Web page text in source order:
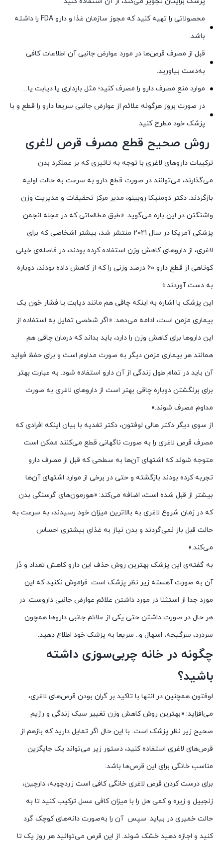
محصولاتی را تهیه کنید که مجوز سازمان غذا و دارو FDA را داشته
باشد.
قبل از مصرف قرص‌ها در مورد عوارض جانبی آن اطلاعات کافی
به‌دست بیاورید.
موارد منع مصرف دارو را مصرف کنید؛ مثل بارداری یا دیابت یا…
در صورت بروز هرگونه علائم از عوارض جانبی سریعا دارو را قطع و با
پزشک خود مطرح کنید.
روش صحیح قطع مصرف قرص لاغری
ترکیبات داروهای لاغری با توجه به تاثیری که بر عملکرد بدن
می‌گذارند، می‌توانند در صورت قطع دارو به سرعت به حالت اولیه
بازگردند. دکتر دومنیکا روبینو، مدیر مرکز تحقیقات و مدیریت وزن
واشنگتن در این باره می‌گوید: «طبق مطالعاتی که در مجله انجمن
پزشکی آمریکا در سال ۲۰۲۱ منتشر شد، بیشتر اشخاصی که برای
لاغری، از داروهای کاهش وزن استفاده کرده بودند، در فاصله‌ی خیلی
کوتاهی از قطع دارو ۶۰ درصد وزنی را که از کاهش داده بودند، دوباره
به دست آوردند.»
این پزشک با اشاره به اینکه چاقی هم مانند دیابت یا فشار خون یک
بیماری مزمن است، ادامه می‌دهد: «اگر شخصی تمایل به استفاده از
این داروها برای کاهش وزن را دارد، باید بداند که درمان چاقی هم
همانند هر بیماری مزمن دیگر به صورت مداوم است و برای حفظ فواید
آن باید در تمام طول زندگی از آن دارو استفاده شود. به عبارت بهتر
برای برنگشتن دوباره چاقی بهتر است از داروهای لاغری به صورت
مداوم مصرف شوند.»
از سوی دیگر دکتر هالی لوفتون، دکتر تغدیه با بیان اینکه افرادی که
مصرف قرص لاغری را به صورت ناگهانی قطع می‌کنند ممکن است
متوجه شوند که اشتهای آن‌ها به سطحی که قبل از مصرف دارو
تجربه کرده بودند بازگشته و حتی در برخی از موارد اشتهای آن‌ها
بیشتر از قبل شده است، اضافه می‌کند: «هورمون‌های گرسنگی بدن
که در زمان شروع لاغری به بالاترین میزان خود رسیدند، به سرعت به
حالت قبل باز نمی‌گردند و بدن نیاز به غذای بیشتری احساس
می‌کند.»
به گفته‌ی این پزشک بهترین روش حذف این دارو کاهش تعداد و دُز
آن به صورت آهسته زیر نظر پزشک است. فراموش نکنید که این
مورد جدا از استثنا در مورد داشتن علائم عوارض جانبی داروست. در
هر حال در صورت داشتن حتی یکی از علائم جانبی داروها همچون
سردرد، سرگیجه، اسهال و.. سریعا به پزشک خود اطلاع دهید.
چگونه در خانه چربی‌سوزی داشته
باشید؟
لوفتون همچنین در انتها با تاکید بر گران بودن قرص‌های لاغری،
می‌افزاید: «بهترین روش کاهش وزن تغییر سبک زندگی و رژیم
صحیح زیر نظر پزشک است. با این حال اگر تمایل دارید که بازهم از
قرص‌های لاغری استفاده کنید، دستور زیر می‌تواند یک جایگزین
مناسب خانگی برای این قرص‌ها باشد:
برای درست کردن قرص لاغری خانگی کافی است زردچوبه، دارچین،
زنجبیل و زیره و کمی هل را با میزان کافی عسل ترکیب کنید تا به
حالت خمیری در بیاید. سپس آن را به‌صورت دانه‌های کوچک گرد
کنید و اجازه دهید خشک شوند. از این قرص می‌توانید هر روز یک تا